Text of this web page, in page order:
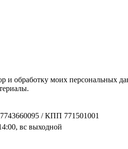
и обработку моих персональных
/ КПП 771501001
вс выходной